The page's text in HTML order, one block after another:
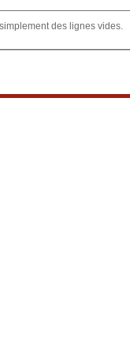
des lignes vides.